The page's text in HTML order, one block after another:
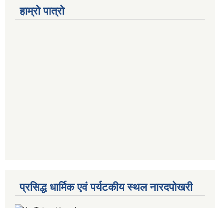
हाम्रो पात्रो
प्रसिद्ध धार्मिक एवं पर्यटकीय स्थल नारदपोखरी